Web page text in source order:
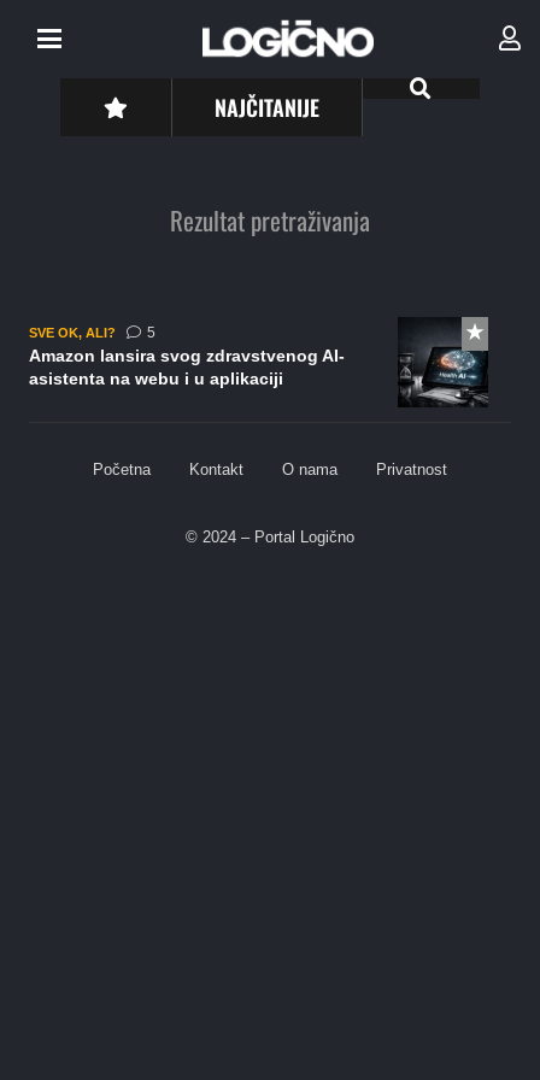
NAJČITANIJE
Rezultat pretraživanja
SVE OK, ALI? 5komentara
Amazon lansira svog zdravstvenog AI-
asistenta na webu i u aplikaciji
Početna Kontakt O nama Privatnost
© 2024 – Portal Logično